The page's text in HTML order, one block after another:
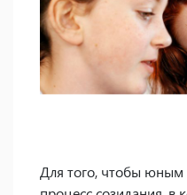
Для того, чтобы юным